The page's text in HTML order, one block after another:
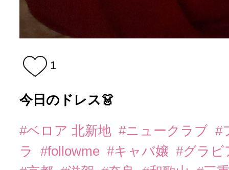
1
今日のドレス👗
#ベロア 北新地 #ニュークラブ #
ラ
#followme #キャバ嬢 #グラ